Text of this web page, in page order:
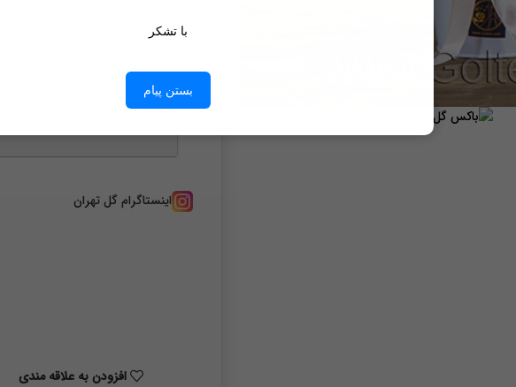
ژیپسوفیلا
اینستاگرام گل تهران
افزودن به علاقه مندی
با تشکر
بستن پیام